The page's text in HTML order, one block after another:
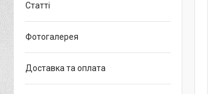
Статті
Фотогалерея
Доставка та оплата